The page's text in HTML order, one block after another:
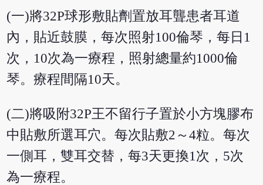
(一)將32P球形敷貼劑置放耳聾患者耳道
內，貼近鼓膜，每次照射100倫琴，每日1
次，10次為一療程，照射總量約1000倫
琴。療程間隔10天。
(二)將吸附32P王不留行子置於小方塊膠布
中貼敷所選耳穴。每次貼敷2～4粒。每次
一側耳，雙耳交替，每3天更換1次，5次
為一療程。